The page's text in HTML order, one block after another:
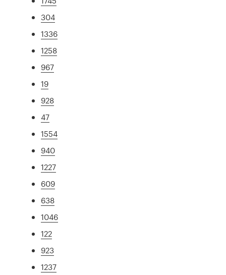
304
1336
1258
967
19
928
47
1554
940
1227
609
638
1046
122
923
1237